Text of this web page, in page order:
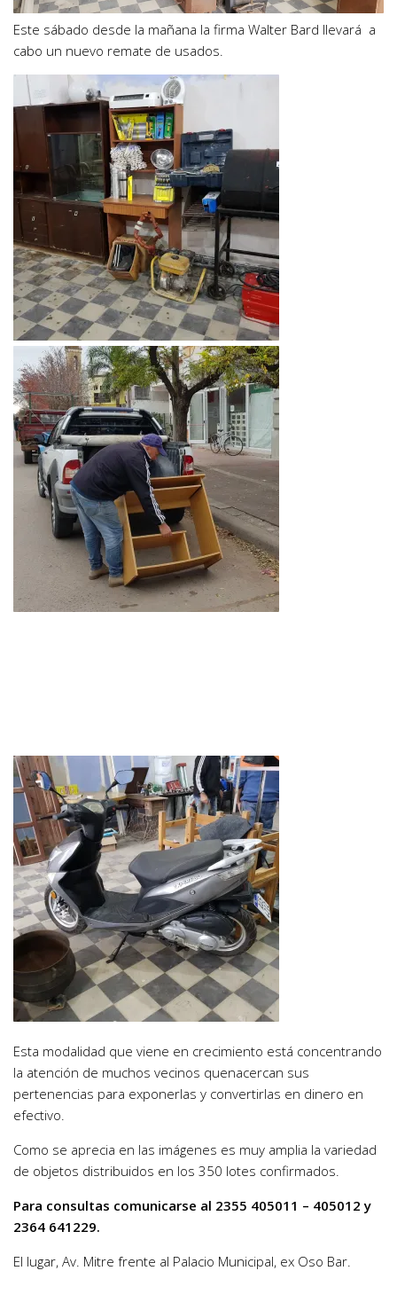
Este sábado desde la mañana la firma Walter Bard llevará a
cabo un nuevo remate de usados.
Esta modalidad que viene en crecimiento está concentrando
la atención de muchos vecinos quenacercan sus
pertenencias para exponerlas y convertirlas en dinero en
efectivo.
Como se aprecia en las imágenes es muy amplia la variedad
de objetos distribuidos en los 350 lotes confirmados.
Para consultas comunicarse al 2355 405011 – 405012 y
2364 641229.
El lugar, Av. Mitre frente al Palacio Municipal, ex Oso Bar.